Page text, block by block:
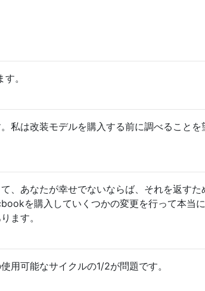
。
私は改装モデルを購入する前に調べることを
、あなたが幸せでないならば、それを返すた
を購入していくつかの変更を行って本当
ます。
用可能なサイクルの1/2が問題です。